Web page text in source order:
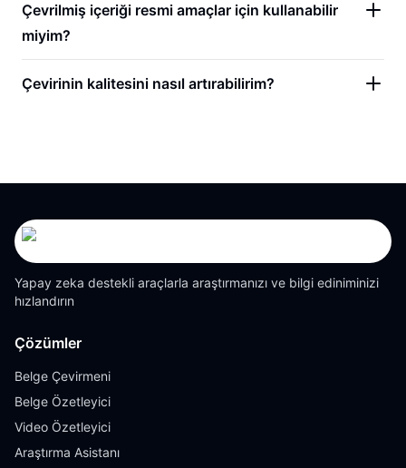
Çevrilmiş içeriği resmi amaçlar için kullanabilir
miyim?
Çevirinin kalitesini nasıl artırabilirim?
Yapay zeka destekli araçlarla araştırmanızı ve bilgi ediniminizi
hızlandırın
Çözümler
Belge Çevirmeni
Belge Özetleyici
Video Özetleyici
Araştırma Asistanı